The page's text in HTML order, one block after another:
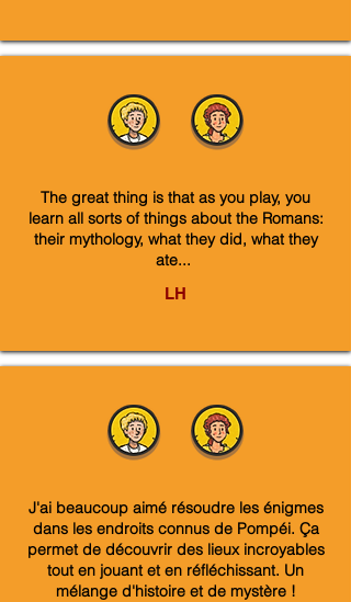
The great thing is that as you play, you
learn all sorts of things about the Romans:
their mythology, what they did, what they
ate...
LH
J'ai beaucoup aimé résoudre les énigmes
dans les endroits connus de Pompéi. Ça
permet de découvrir des lieux incroyables
tout en jouant et en réfléchissant. Un
mélange d'histoire et de mystère !